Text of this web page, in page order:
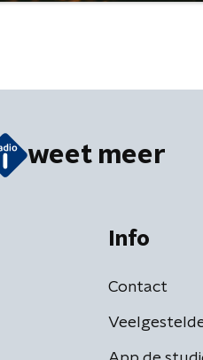
weet meer
Info
Contact